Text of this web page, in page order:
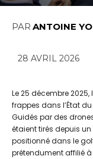
PAR ANTOINE
28 AVRIL 2026
Le 25 décembre
frappes dans l’État
Guidés par des
étaient tirés depuis
positionné dans le
prétendument affilié à